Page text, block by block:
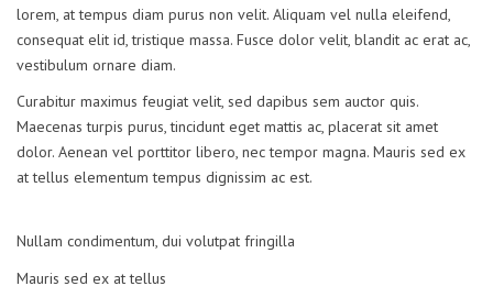
lorem, at tempus diam purus non velit. Aliquam vel nulla eleifend,
consequat elit id, tristique massa. Fusce dolor velit, blandit ac erat ac,
vestibulum ornare diam.
Curabitur maximus feugiat velit, sed dapibus sem auctor quis.
Maecenas turpis purus, tincidunt eget mattis ac, placerat sit amet
dolor. Aenean vel porttitor libero, nec tempor magna. Mauris sed ex
at tellus elementum tempus dignissim ac est.
Nullam condimentum, dui volutpat fringilla
Mauris sed ex at tellus